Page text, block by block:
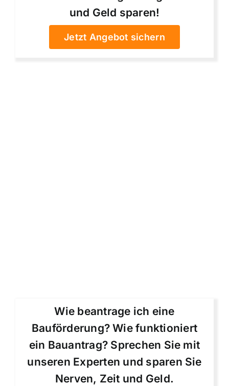
und Geld sparen!
Jetzt Angebot sichern
Wie beantrage ich eine
Bauförderung? Wie funktioniert
ein Bauantrag? Sprechen Sie mit
unseren Experten und sparen Sie
Nerven, Zeit und Geld.